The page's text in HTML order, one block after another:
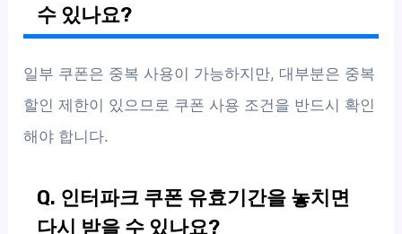
수 있나요?
일부 쿠폰은 중복 사용이 가능하지만, 대부분은 중복
할인 제한이 있으므로 쿠폰 사용 조건을 반드시 확인
해야 합니다.
Q. 인터파크 쿠폰 유효기간을 놓치면
다시 받을 수 있나요?